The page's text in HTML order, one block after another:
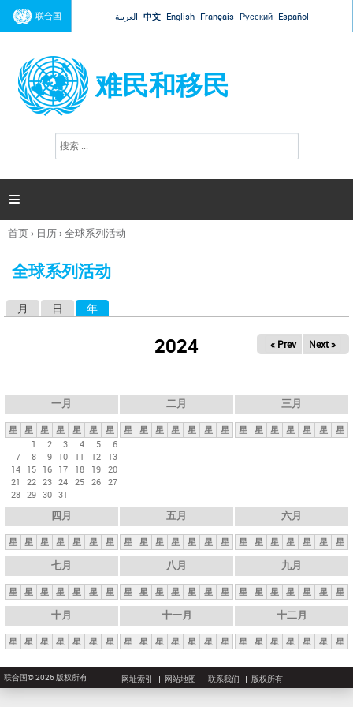
Jump to navigation
联合国 العربية 中文 English Français Русский Español
难民和移民
搜
索

你
这
首页› 日历›全球系列活动
全球系列活动
月 日 年
2024 « Prev Next »
一月
星 星 星 星 星 星
星
1
2 3 4 5
6
7
8 9 10 11 12
13
14 15 16 17 18 19 20
21
22 23 24 25 26 27
28 29 30 31
二月
星 星 星 星 星 星 星
三月
星 星 星 星 星 星 星
四月
星 星 星 星 星 星 星
五月
星 星 星 星 星 星 星
六月
星 星 星 星 星 星 星
七月
星 星 星 星 星 星 星
八月
星 星 星 星 星 星 星
九月
星 星 星 星 星 星 星
十月
星 星 星 星 星 星 星
十一月
星 星 星 星 星 星 星
十二月
星 星 星 星 星 星 星
联合国© 2026 版权所有 网址索引 网站地图 联系我们 版权所有